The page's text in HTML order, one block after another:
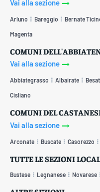
Vai alla sezione
Arluno Bareggio Bernate
Magenta
COMUNI
Vai alla sezione
Abbiategrasso Albairate
Cisliano
COMUNI DEL
Vai alla sezione
Arconate Buscate Casorezzo
TUTTE LE SEZIONI
Bustese Legnanese Novarese